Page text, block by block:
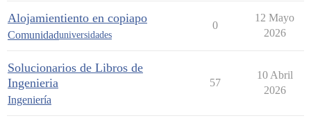
Alojamientiento en copiapo
Comunidaduniversidades
0
12 Mayo
2026
Solucionarios de Libros de
Ingenieria
Ingeniería
57
10 Abril
2026